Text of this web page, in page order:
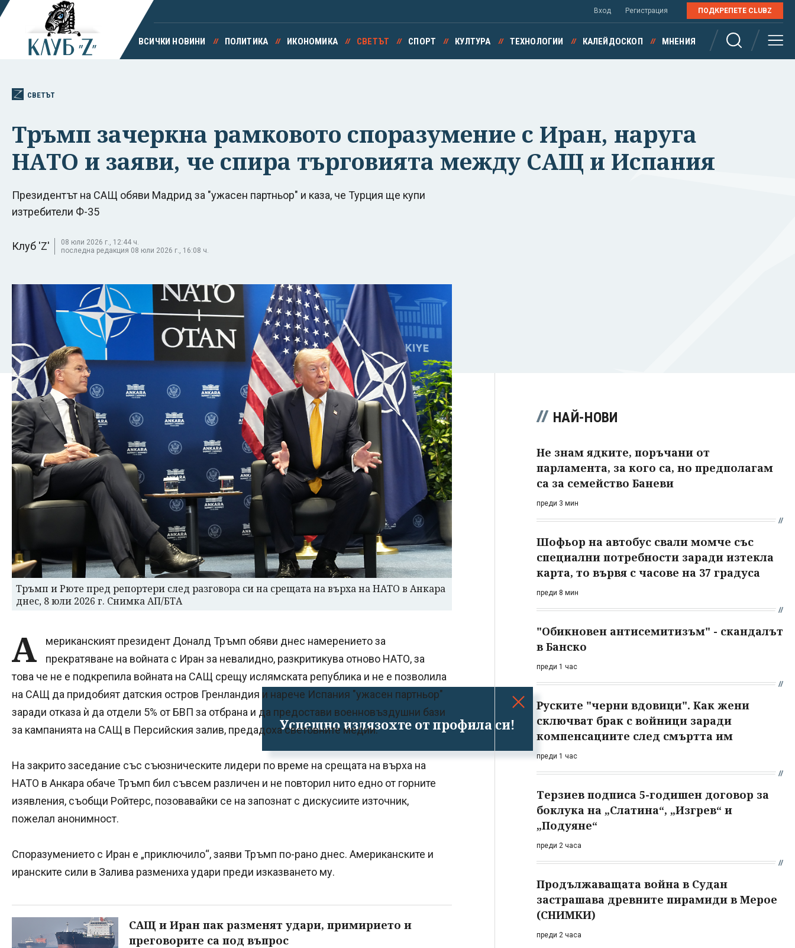
Успешно излязохте от профила си!
Вход Регистрация ПОДКРЕПЕТЕ CLUBZ
ВСИЧКИ НОВИНИ ПОЛИТИКА ИКОНОМИКА СВЕТЪТ СПОРТ КУЛТУРА ТЕХНОЛОГИИ КАЛЕЙДОСКОП МНЕНИЯ
СВЕТЪТ
Тръмп зачеркна рамковото споразумение с Иран, наруга
НАТО и заяви, че спира търговията между САЩ и Испания
Президентът на САЩ обяви Мадрид за "ужасен партньор" и каза, че Турция ще купи
изтребители Ф-35
Клуб 'Z'
08 юли 2026 г., 12:44 ч.
последна редакция 08 юли 2026 г., 16:08 ч.
Тръмп и Рюте пред репортери след разговора си на срещата на върха на НАТО в Анкара
днес, 8 юли 2026 г. Снимка АП/БТА
А
мериканският президент Доналд Тръмп обяви днес намерението за
прекратяване на войната с Иран за невалидно, разкритикува отново НАТО, за
това че не е подкрепила войната на САЩ срещу ислямската република и не е позволила
на САЩ да придобият датския остров Гренландия и нарече Испания "ужасен партньор"
заради отказа ѝ да отдели 5% от БВП за отбрана и да предостави военновъздушни бази
за кампанията на САЩ в Персийския залив, предадоха световните медии.
На закрито заседание със съюзническите лидери по време на срещата на върха на
НАТО в Анкара обаче Тръмп бил съвсем различен и не повторил нито едно от горните
изявления, съобщи Ройтерс, позовавайки се на запознат с дискусиите източник,
пожелал анонимност.
Споразумението с Иран е „приключило“, заяви Тръмп по-рано днес. Американските и
иранските сили в Залива размениха удари преди изказването му.
САЩ и Иран пак разменят удари, примирието и
преговорите са под въпрос
НАЙ-НОВИ
Не знам ядките, поръчани от
парламента, за кого са, но предполагам
са за семейство Баневи
преди 3 мин
Шофьор на автобус свали момче със
специални потребности заради изтекла
карта, то вървя с часове на 37 градуса
преди 8 мин
"Обикновен антисемитизъм" - скандалът
в Банско
преди 1 час
Руските "черни вдовици". Как жени
сключват брак с войници заради
компенсациите след смъртта им
преди 1 час
Терзиев подписа 5-годишен договор за
боклука на „Слатина“, „Изгрев“ и
„Подуяне“
преди 2 часа
Продължаващата война в Судан
застрашава древните пирамиди в Мерое
(СНИМКИ)
преди 2 часа